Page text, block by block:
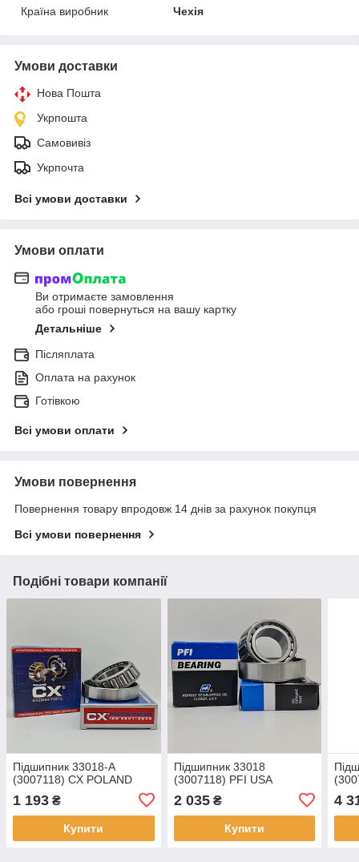
Країна виробник
Чехія
Умови доставки
Нова Пошта
Укрпошта
Самовивіз
Укрпочта
Всі умови доставки
Умови оплати
Ви отримаєте замовлення
або гроші повернуться на вашу картку
Детальніше
Післяплата
Оплата на рахунок
Готівкою
Всі умови оплати
Умови повернення
Повернення товару впродовж 14 днів за рахунок покупця
Всі умови повернення
Подібні товари компанії
Підшипник 33018-А
(3007118) CX POLAND
1 193 ₴
Купити
Підшипник 33018
(3007118) PFI USA
2 035₴
Купити
4